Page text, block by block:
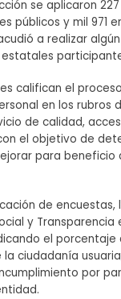
se aplicaron
públicos y mil 971
a realizar
califican el
en los rubros
de calidad,
el objetivo de
para beneficio
de encuestas,
y Transparencia
el porcentaje
ciudadanía
por